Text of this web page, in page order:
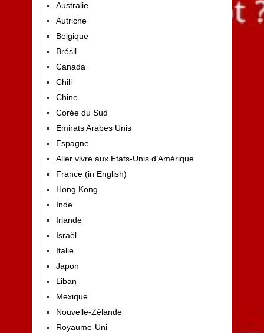
Australie
Autriche
Belgique
Brésil
Canada
Chili
Chine
Corée du Sud
Emirats Arabes Unis
Espagne
Aller vivre aux Etats-Unis d’Amérique
France (in English)
Hong Kong
Inde
Irlande
Israël
Italie
Japon
Liban
Mexique
Nouvelle-Zélande
Royaume-Uni